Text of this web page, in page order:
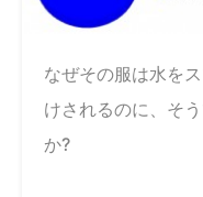
なぜその服は水を
けされるのに、そ
か?